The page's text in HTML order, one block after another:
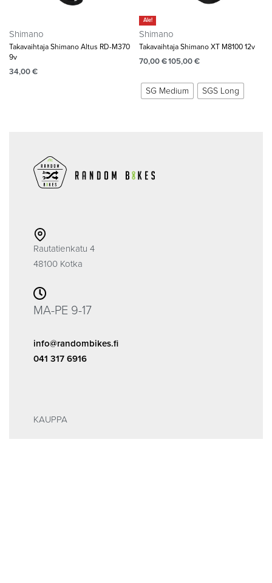
Shimano
Takavaihtaja Shimano Altus RD-M370
9v
34,00€
Ale!
Shimano
Takavaihtaja Shimano XT M8100 12v
70,00€105,00€
SG Medium SGS Long
Rautatienkatu 4
48100 Kotka
MA-PE 9-17
info@randombikes.fi
041 317 6916
KAUPPA